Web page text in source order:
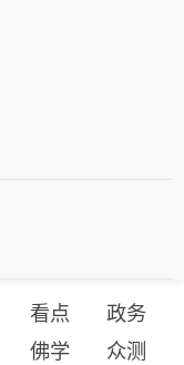
看点
政务
佛学 众测